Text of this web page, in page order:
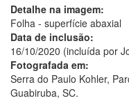
Detalhe na imagem:
Folha - superfície abaxial
Data de inclusão:
16/10/2020 (incluída por
Fotografada em:
Serra do Paulo Kohler,
Guabiruba, SC.